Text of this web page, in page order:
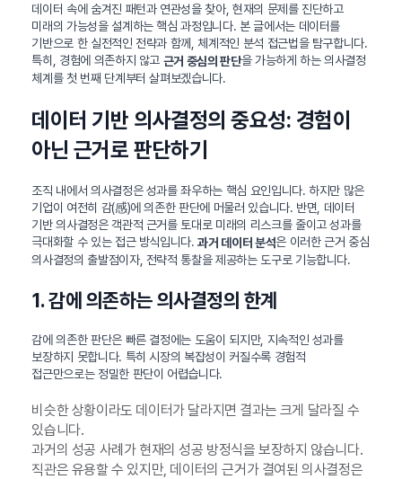
데이터 속에 숨겨진 패턴과 연관성을 찾아, 현재의 문제를 진단하고
미래의 가능성을 설계하는 핵심 과정입니다. 본 글에서는 데이터를
기반으로 한 실전적인 전략과 함께, 체계적인 분석 접근법을 탐구합니다.
특히, 경험에 의존하지 않고 근거 중심의 판단을 가능하게 하는 의사결정
체계를 첫 번째 단계부터 살펴보겠습니다.
데이터 기반 의사결정의 중요성: 경험이
아닌 근거로 판단하기
조직 내에서 의사결정은 성과를 좌우하는 핵심 요인입니다. 하지만 많은
기업이 여전히 감(感)에 의존한 판단에 머물러 있습니다. 반면, 데이터
기반 의사결정은 객관적 근거를 토대로 미래의 리스크를 줄이고 성과를
극대화할 수 있는 접근 방식입니다.과거 데이터 분석은 이러한 근거 중심
의사결정의 출발점이자, 전략적 통찰을 제공하는 도구로 기능합니다.
1. 감에 의존하는 의사결정의 한계
감에 의존한 판단은 빠른 결정에는 도움이 되지만, 지속적인 성과를
보장하지 못합니다. 특히 시장의 복잡성이 커질수록 경험적
접근만으로는 정밀한 판단이 어렵습니다.
비슷한 상황이라도 데이터가 달라지면 결과는 크게 달라질 수
있습니다.
과거의 성공 사례가 현재의 성공 방정식을 보장하지 않습니다.
직관은 유용할 수 있지만, 데이터의 근거가 결여된 의사결정은